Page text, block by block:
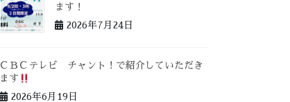
ます！
2026年7月24日
ＣＢＣテレビ チャント！で紹介していただき
ます
2026年6月19日